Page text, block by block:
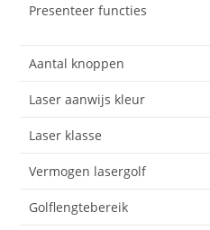
Presenteer functies
Aantal knoppen
Laser aanwijs kleur
Laser klasse
Vermogen lasergolf
Golflengtebereik